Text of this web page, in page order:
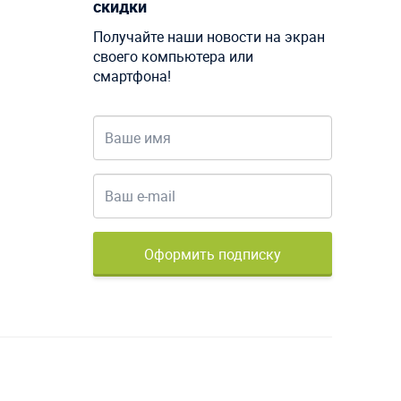
скидки
Получайте наши новости на экран
своего компьютера или
смартфона!
Оформить подписку